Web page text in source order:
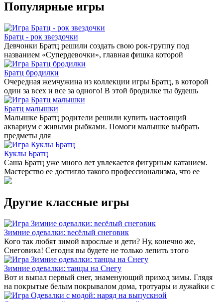
Популярные игры
Братц - рок звездочки
Девчонки Братц решили создать свою рок-группу под
названием «Супердевочки», главная фишка которой
Братц бродилки
Очередная жемчужина из коллекции игры Братц, в которой
один за всех и все за одного! В этой бродилке ты будешь
Братц малышки
Малышке Братц родители решили купить настоящий
аквариум с живыми рыбками. Помоги малышке выбрать
предметы для
Куклы Братц
Саша Братц уже много лет увлекается фигурным катанием.
Мастерство ее достигло такого профессионализма, что ее
Другие классные игры
Зимние одевалки: весёлый снеговик
Кого так любят зимой взрослые и дети? Ну, конечно же,
Снеговика! Сегодня вы будете не только лепить этого
Зимние одевалки: танцы на Снегу
Вот и выпал первый снег, знаменующий приход зимы. Глядя
на покрытые белым покрывалом дома, тротуары и лужайки с